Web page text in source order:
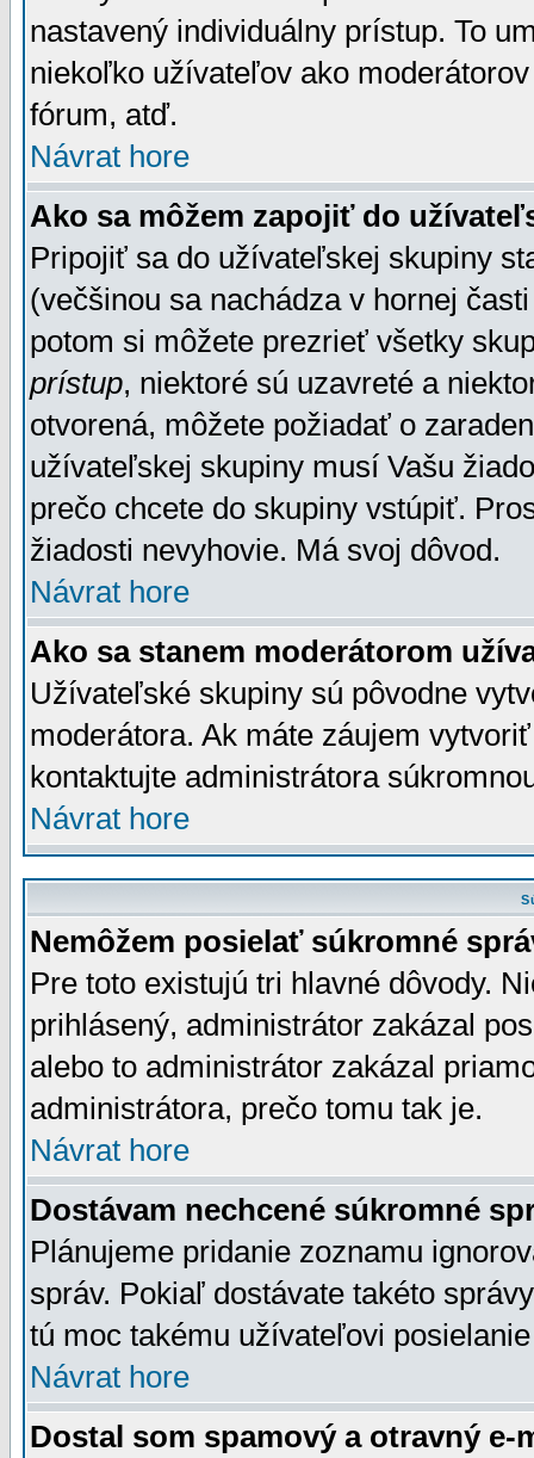
nastavený individuálny prístup. To
niekoľko užívateľov ako
fórum, atď.
Návrat hore
Ako sa môžem zapojiť do
Pripojiť sa do užívateľskej skupiny
(večšinou sa nachádza v hornej
potom si môžete prezrieť všetky
prístup, niektoré sú uzavreté a
otvorená, môžete požiadať o
užívateľskej skupiny musí Vašu
prečo chcete do skupiny vstúpiť.
žiadosti nevyhovie. Má svoj dôvod.
Návrat hore
Ako sa stanem moderátorom
Užívateľské skupiny sú pôvodne
moderátora. Ak máte záujem
kontaktujte administrátora
Návrat hore
Nemôžem posielať súkromné
Pre toto existujú tri hlavné dôvody.
prihlásený, administrátor zakázal
alebo to administrátor zakázal
administrátora, prečo tomu tak je.
Návrat hore
Dostávam nechcené súkromné
Plánujeme pridanie zoznamu
správ. Pokiaľ dostávate takéto
tú moc takému užívateľovi
Návrat hore
Dostal som spamový a otravný e-